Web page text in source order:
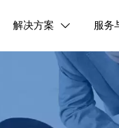
解决方案  服务